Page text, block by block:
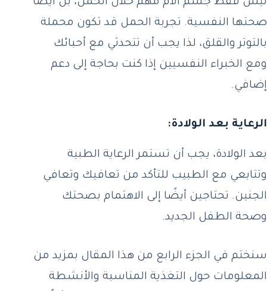
صحتها النفسية. تجربة الحمل قد تكون محملة
بالتوتر والقلق، لذا يجب أن تتحدثي مع أحبائك
ومع الخبراء النفسيين إذا كنت بحاجة إلى دعم
إضافي.
الرعاية بعد الولادة:
بعد الولادة، يجب أن تستمر الرعاية الطبية
وتتابعي مع الطبيب للتأكد من تعافيك وتعافي
الجنين. تحتاجين أيضًا إلى الاهتمام بصحتك
وصحة الطفل الجديد.
سنختم في الجزء الرابع من هذا المقال بمزيد من
المعلومات حول التغذية المناسبة والأنشطة